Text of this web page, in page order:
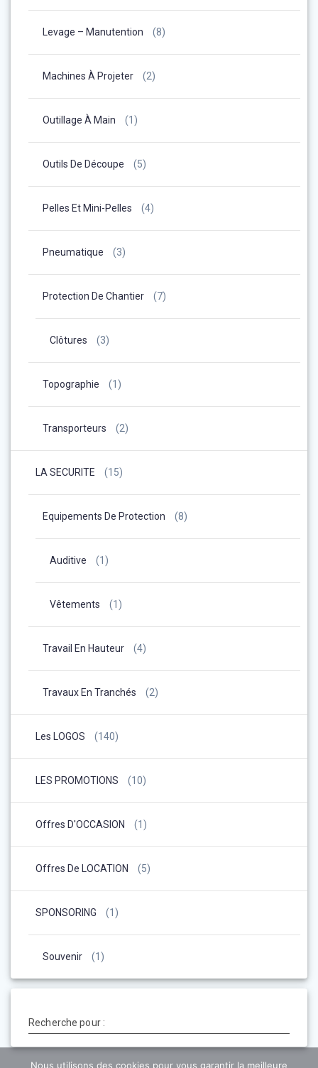
Levage – Manutention (8)
Machines À Projeter (2)
Outillage À Main (1)
Outils De Découpe (5)
Pelles Et Mini-Pelles (4)
Pneumatique (3)
Protection De Chantier (7)
Clôtures (3)
Topographie (1)
Transporteurs (2)
LA SECURITE (15)
Equipements De Protection (8)
Auditive (1)
Vêtements (1)
Travail En Hauteur (4)
Travaux En Tranchés (2)
Les LOGOS (140)
LES PROMOTIONS (10)
Offres D'OCCASION (1)
Offres De LOCATION (5)
SPONSORING (1)
Souvenir (1)
Recherche pour :
Nous utilisons des cookies pour vous garantir la meilleure